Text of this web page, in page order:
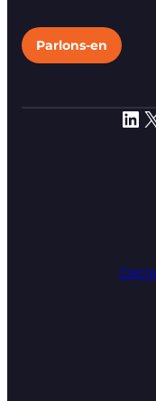
LinkedIn X
Parlons-en